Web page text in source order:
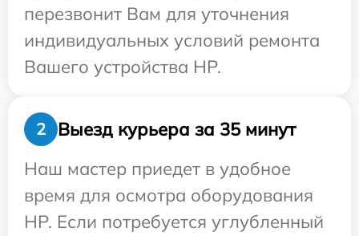
перезвонит Вам для уточнения
индивидуальных условий ремонта
Вашего устройства HP.
2
Выезд курьера за 35 минут
Наш мастер приедет в удобное
время для осмотра оборудования
HP. Если потребуется углубленный